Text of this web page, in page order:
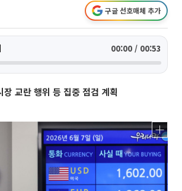
구글 선호매체 추가
00:00 / 00:53
장 교란 행위 등 집중 점검 계획